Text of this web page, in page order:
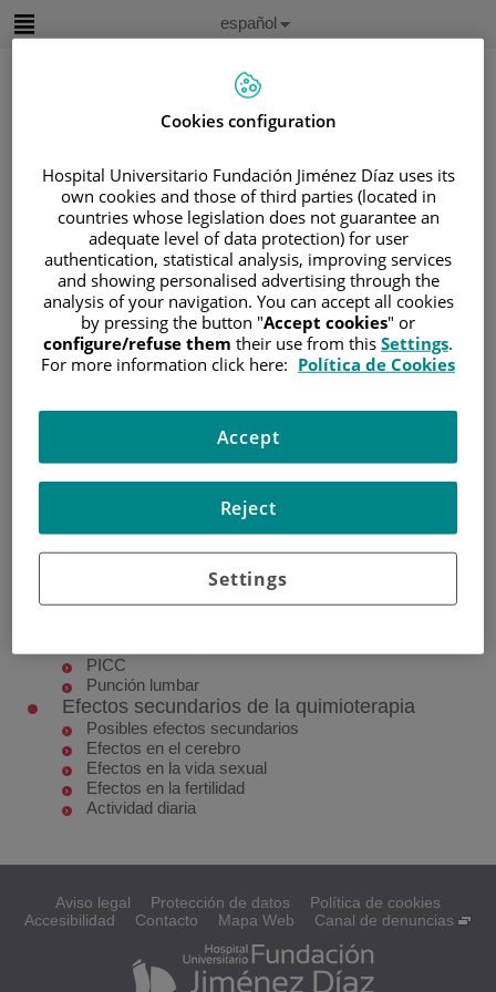
Selector
de
idioma
Idioma
Activo
Español
Inicio /ÁREA DEL PACIENTE
/SOBRE EL CÁNCER
/INFORMACIÓN Y SOPORTE AL PACIENTE
/INFORMACIÓN GENERAL/TRATAMIENTO
/QUIMIOTERAPIA
Quimioterapia
Explicación de la quimioterapia
Planear su tratamiento
Tratamiento con quimioterapia
Maneras de administración
PICC
Punción lumbar
Efectos secundarios de la quimioterapia
Posibles efectos secundarios
Efectos en el cerebro
Efectos en la vida sexual
Efectos en la fertilidad
Actividad diaria
Aviso legal Protección de datos
Política de cookies
Accesibilidad
Contacto Mapa Web Canal de denuncias
Cookies configuration
Hospital Universitario Fundación Jiménez Díaz uses its
own cookies and those of third parties (located in
countries whose legislation does not guarantee an
adequate level of data protection) for user
authentication, statistical analysis, improving services
and showing personalised advertising through the
analysis of your navigation. You can accept all cookies
by pressing the button "Accept cookies" or
configure/refuse them their use from this Settings.
For more information click here: Política de Cookies
Settings
Reject
Accept